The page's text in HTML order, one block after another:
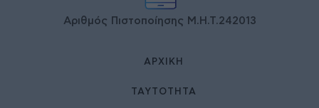
Αριθμός Πιστοποίησης Μ.Η.Τ.242013
ΑΡΧΙΚΉ
ΤΑΥΤΌΤΗΤΑ